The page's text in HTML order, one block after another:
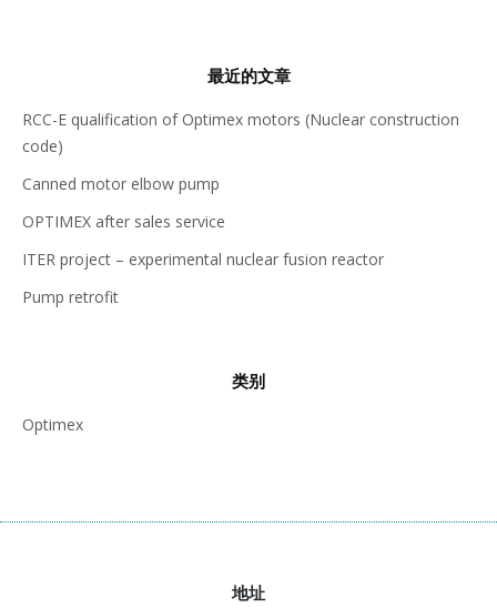
最近的文章
RCC-E qualification of Optimex motors (Nuclear construction
code)
Canned motor elbow pump
OPTIMEX after sales service
ITER project – experimental nuclear fusion reactor
Pump retrofit
类别
Optimex
地址